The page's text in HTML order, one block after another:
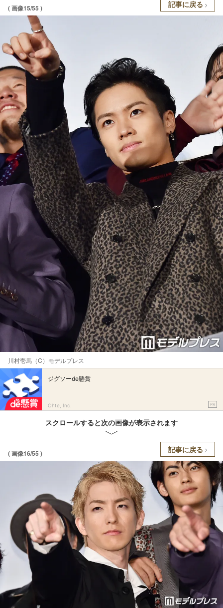
( 画像15/55 ) 記事に戻る
川村壱馬（C）モデルプレス
ジグソーde懸賞
Ohte, Inc. PR
スクロールすると次の画像が表示されます
( 画像16/55 ) 記事に戻る